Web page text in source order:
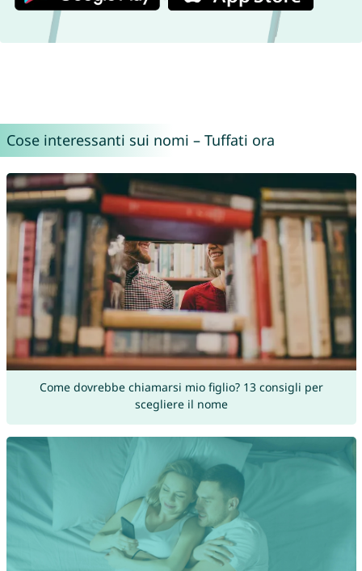
Cose interessanti sui nomi – Tuffati ora
Come dovrebbe chiamarsi mio figlio? 13 consigli per
scegliere il nome